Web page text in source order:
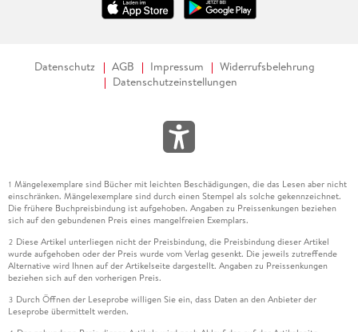
Datenschutz AGB Impressum
Widerrufsbelehrung
Datenschutzeinstellungen
1 Mängelexemplare sind Bücher mit leichten Beschädigungen, die das Lesen aber nicht
einschränken. Mängelexemplare sind durch einen Stempel als solche gekennzeichnet.
Die frühere Buchpreisbindung ist aufgehoben. Angaben zu Preissenkungen beziehen
sich auf den gebundenen Preis eines mangelfreien Exemplars.
2 Diese Artikel unterliegen nicht der Preisbindung, die Preisbindung dieser Artikel
wurde aufgehoben oder der Preis wurde vom Verlag gesenkt. Die jeweils zutreffende
Alternative wird Ihnen auf der Artikelseite dargestellt. Angaben zu Preissenkungen
beziehen sich auf den vorherigen Preis.
3 Durch Öffnen der Leseprobe willigen Sie ein, dass Daten an den Anbieter der
Leseprobe übermittelt werden.